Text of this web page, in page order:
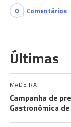
0 Comentários
Últimas
MADEIRA
Campanha de
Gastronómica